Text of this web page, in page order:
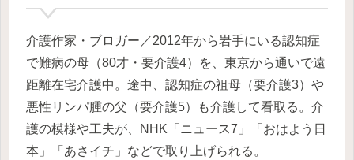
介護作家・ブロガー／2012年から岩手にいる認知症
で難病の母（80才・要介護4）を、東京から通いで遠
距離在宅介護中。途中、認知症の祖母（要介護3）や
悪性リンパ腫の父（要介護5）も介護して看取る。介
護の模様や工夫が、NHK「ニュース7」「おはよう日
本」「あさイチ」などで取り上げられる。